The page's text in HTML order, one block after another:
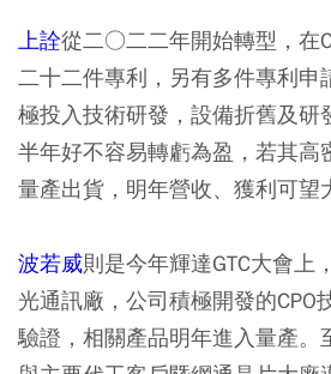
上詮從二○二二年開始轉型，在
二十二件專利，另有多件專利申
極投入技術研發，設備折舊及研
半年好不容易轉虧為盈，若其高
量產出貨，明年營收、獲利可望
波若威則是今年輝達GTC大會上
光通訊廠，公司積極開發的CPO
驗證，相關產品明年進入量產。